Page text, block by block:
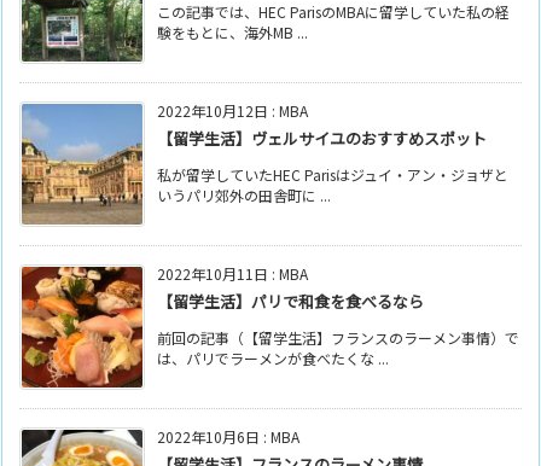
この記事では、HEC ParisのMBAに留学していた私の経
験をもとに、海外MB ...
2022年10月12日 : MBA
【留学生活】ヴェルサイユのおすすめスポット
私が留学していたHEC Parisはジュイ・アン・ジョザと
いうパリ郊外の田舎町に ...
2022年10月11日 : MBA
【留学生活】パリで和食を食べるなら
前回の記事（【留学生活】フランスのラーメン事情）で
は、パリでラーメンが食べたくな ...
2022年10月6日 : MBA